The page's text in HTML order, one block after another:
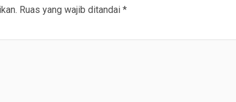
Ruas yang wajib ditandai *